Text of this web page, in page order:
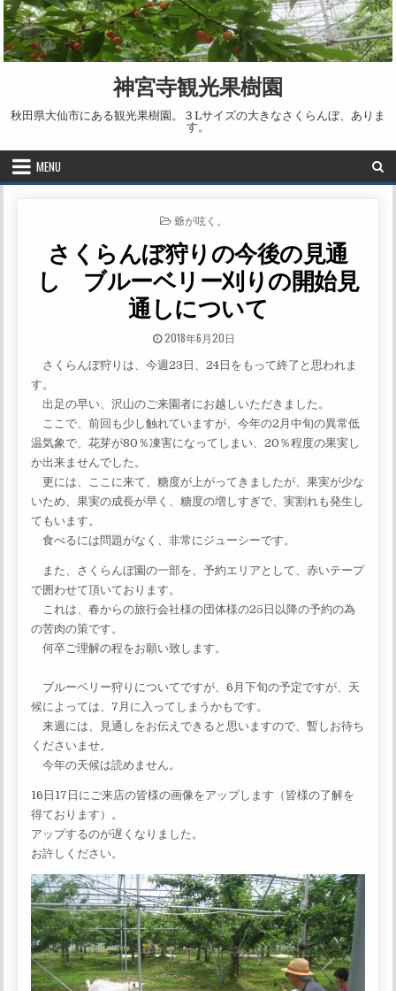
Skip to content
神宮寺観光果樹園
秋田県大仙市にある観光果樹園。３Lサイズの大きなさくらんぼ、ありま
す。
MENU
POSTED IN
爺が呟く。
さくらんぼ狩りの今後の見通
し ブルーベリー刈りの開始見
通しについて
PUBLISHED DATE:
2018年6月20日
さくらんぼ狩りは、今週23日、24日をもって終了と思われま
す。
出足の早い、沢山のご来園者にお越しいただきました。
ここで、前回も少し触れていますが、今年の2月中旬の異常低
温気象で、花芽が80％凍害になってしまい、20％程度の果実し
か出来ませんでした。
更には、ここに来て、糖度が上がってきましたが、果実が少な
いため、果実の成長が早く、糖度の増しすぎで、実割れも発生し
てもいます。
食べるには問題がなく、非常にジューシーです。
また、さくらんぼ園の一部を、予約エリアとして、赤いテープ
で囲わせて頂いております。
これは、春からの旅行会社様の団体様の25日以降の予約の為
の苦肉の策です。
何卒ご理解の程をお願い致します。
ブルーベリー狩りについてですが、6月下旬の予定ですが、天
候によっては、7月に入ってしまうかもです。
来週には、見通しをお伝えできると思いますので、暫しお待ち
くださいませ。
今年の天候は読めません。
16日17日にご来店の皆様の画像をアップします（皆様の了解を
得ております）。
アップするのが遅くなりました。
お許しください。